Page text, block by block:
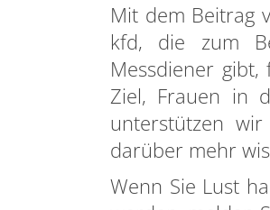
Mit dem Beitrag
kfd, die zum
Messdiener
Ziel, Frauen in
unterstützen
darüber mehr
Wenn Sie Lust